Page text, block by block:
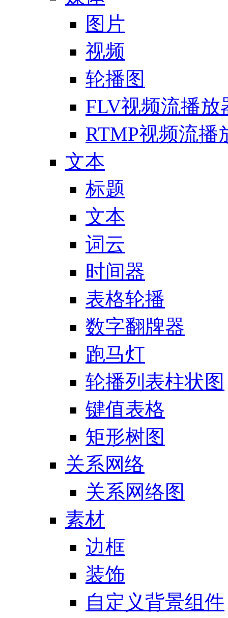
图片
视频
轮播图
FLV视频流播放
RTMP视频流播
文本
标题
文本
词云
时间器
表格轮播
数字翻牌器
跑马灯
轮播列表柱状图
键值表格
矩形树图
关系网络
关系网络图
素材
边框
装饰
自定义背景组件